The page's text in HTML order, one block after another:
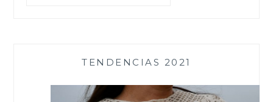
TENDENCIAS 2021